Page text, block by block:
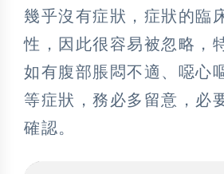
幾乎沒有症狀，症狀的臨
性，因此很容易被忽略，
如有腹部脹悶不適、噁心
等症狀，務必多留意，必
確認。